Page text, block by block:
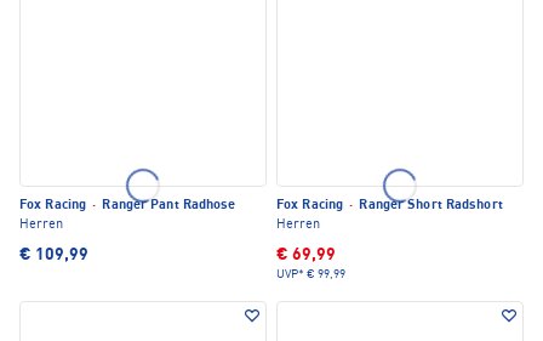
Fox Racing · Ranger Pant Radhose
Herren
€ 109,99
Fox Racing · Ranger Short Radshort
Herren
€ 69,99
UVP* € 99,99